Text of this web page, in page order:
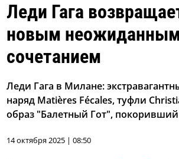
Леди Гага
новым
сочетанием
Леди Гага в Милане:
наряд Matières Fécales, туфли
образ "Балетный Гот",
14 октября 2025 | 08:50